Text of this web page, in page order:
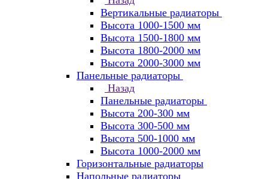
Вертикальные радиаторы
Высота 1000-1500 мм
Высота 1500-1800 мм
Высота 1800-2000 мм
Высота 2000-3000 мм
Панельные радиаторы
Назад
Панельные радиаторы
Высота 200-300 мм
Высота 300-500 мм
Высота 500-1000 мм
Высота 1000-2000 мм
Горизонтальные радиаторы
Напольные радиаторы